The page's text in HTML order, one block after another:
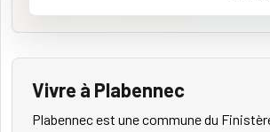
Vivre à Plabennec
Plabennec est une commune du